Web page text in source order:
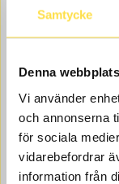
Samtycke
Denna
Vi använder
och annonserna
för sociala
vidarebefordrar
information från